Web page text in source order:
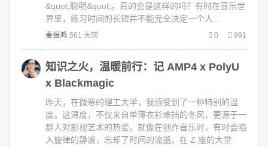
&quot;聪明&quot;。真的会是这样的吗？有时在音乐世
界里，练习时间的长短并不能完全决定一个人...
麦振鸿 561 天前 0 991
知识之火，温暖前行：记 AMP4 x PolyU
x Blackmagic
昨天，在微寒的理工大学，我感受到了一种特别的温
度。这温度，不仅来自单薄衣衫难挡的冬风，更源于一
群人对影视艺术的热爱。就像在创作音乐时，有时会陷
入旋律的静谧，忘却了时间的流逝。在 Z 座的大堂